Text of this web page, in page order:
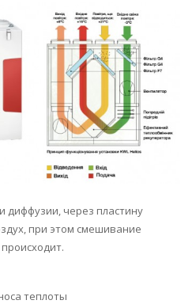
диффузии, через пластину
при этом смешивание
теплоты